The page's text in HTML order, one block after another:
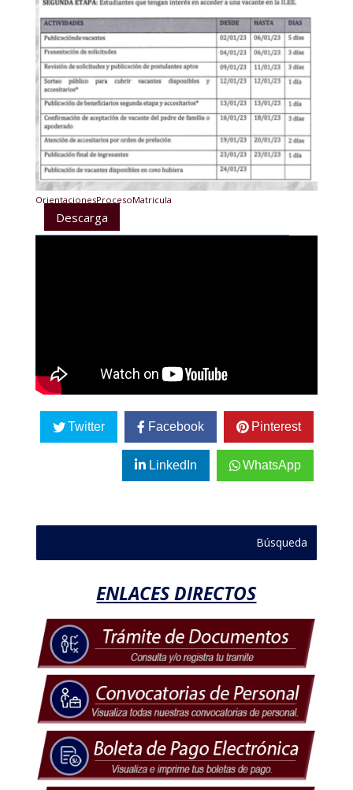
OrientacionesProcesoMatricula
Descarga
Twitter Facebook Pinterest
LinkedIn WhatsApp
ENLACES DIRECTOS